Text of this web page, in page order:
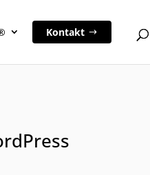
Kontakt